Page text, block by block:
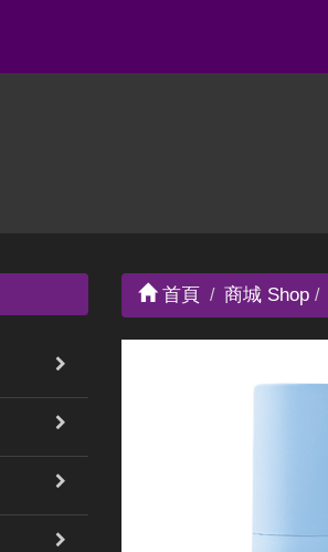
首頁 商城 Shop